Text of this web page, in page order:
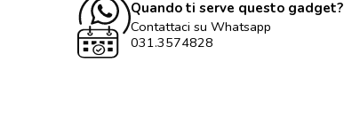
Quando ti serve questo gadget?
Contattaci su Whatsapp
031.3574828